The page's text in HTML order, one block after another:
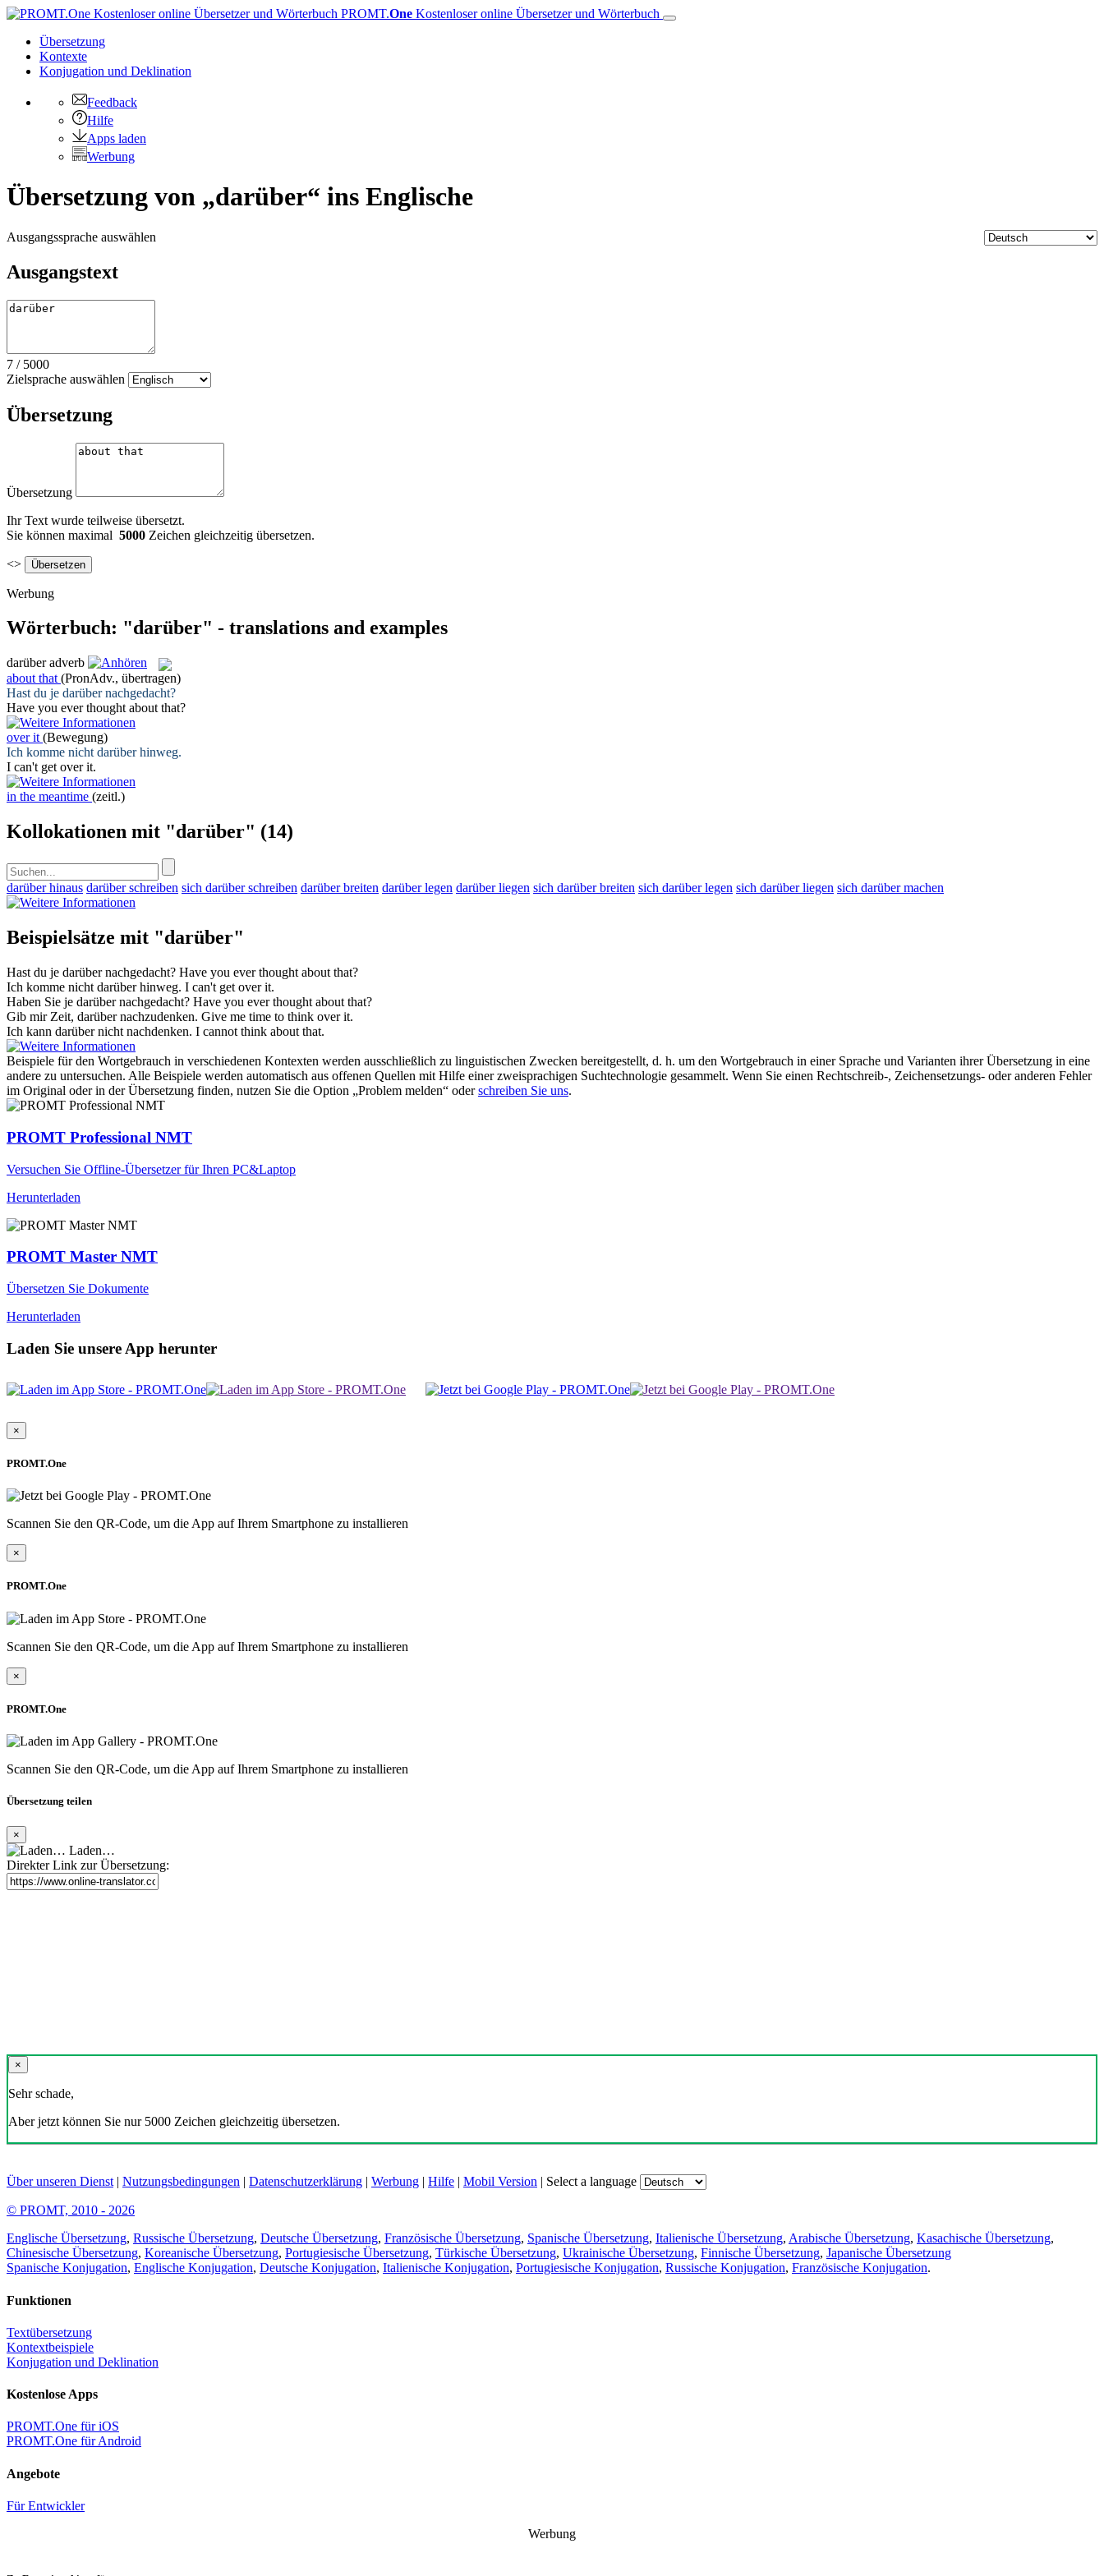
PROMT.One Kostenloser online Übersetzer und Wörterbuch
Übersetzung
Kontexte
Konjugation und Deklination
Feedback
Hilfe
Apps laden
Werbung
Übersetzung von „darüber“ ins Englische
Ausgangssprache auswählen
Ausgangstext
7 / 5000
Zielsprache auswählen
Übersetzung
Übersetzung
Ihr Text wurde teilweise übersetzt.
Sie können maximal 5000 Zeichen gleichzeitig übersetzen.
<>
Werbung
Wörterbuch: "darüber" - translations and examples
darüber adverb
about that (PronAdv., übertragen)
Hast du je darübernachgedacht?
Have you ever thought about that?
over it (Bewegung)
Ich komme nicht darüberhinweg.
I can't get over it.
in the meantime (zeitl.)
Kollokationen mit "darüber" (14)
darüber hinaus darüber schreiben sich darüber schreiben darüber breiten darüber legen darüber liegen sich darüber breiten sich darüber legen sich darüber liegen sich darüber machen
Beispielsätze mit "darüber"
Hast du je darübernachgedacht? Have you ever thought about that?
Ich komme nicht darüberhinweg. I can't get over it.
Haben Sie je darübernachgedacht? Have you ever thought about that?
Gib mir Zeit, darübernachzudenken. Give me time to think over it.
Ich kann darübernicht nachdenken. I cannot think about that.
Beispiele für den Wortgebrauch in verschiedenen Kontexten werden ausschließlich zu linguistischen Zwecken bereitgestellt, d. h. um den Wortgebrauch in einer Sprache und Varianten ihrer Übersetzung in eine
andere zu untersuchen. Alle Beispiele werden automatisch aus offenen Quellen mit Hilfe einer zweisprachigen Suchtechnologie gesammelt. Wenn Sie einen Rechtschreib-, Zeichensetzungs- oder anderen Fehler
im Original oder in der Übersetzung finden, nutzen Sie die Option „Problem melden“ oderschreiben Sie uns.
PROMT Professional NMT
Versuchen Sie Offline-Übersetzer für Ihren PC&Laptop
Herunterladen
PROMT Master NMT
Übersetzen Sie Dokumente
Herunterladen
Laden Sie unsere App herunter
×
PROMT.One
Scannen Sie den QR-Code, um die App auf Ihrem Smartphone zu installieren
×
PROMT.One
Scannen Sie den QR-Code, um die App auf Ihrem Smartphone zu installieren
×
PROMT.One
Scannen Sie den QR-Code, um die App auf Ihrem Smartphone zu installieren
Übersetzung teilen
×
Laden…
Direkter Link zur Übersetzung:
×
Sehr schade,
Aber jetzt können Sie nur 5000 Zeichen gleichzeitig übersetzen.
Über unseren Dienst | Nutzungsbedingungen | Datenschutzerklärung | Werbung | Hilfe | Mobil Version | Select a language
© PROMT, 2010 - 2026
Englische Übersetzung, Russische Übersetzung, Deutsche Übersetzung, Französische Übersetzung, Spanische Übersetzung, Italienische Übersetzung, Arabische Übersetzung, Kasachische Übersetzung,
Chinesische Übersetzung, Koreanische Übersetzung, Portugiesische Übersetzung, Türkische Übersetzung, Ukrainische Übersetzung, Finnische Übersetzung, Japanische Übersetzung
Spanische Konjugation, Englische Konjugation, Deutsche Konjugation, Italienische Konjugation, Portugiesische Konjugation, Russische Konjugation, Französische Konjugation.
Funktionen
Textübersetzung
Kontextbeispiele
Konjugation und Deklination
Kostenlose Apps
PROMT.One für iOS
PROMT.One für Android
Angebote
Für Entwickler
Werbung